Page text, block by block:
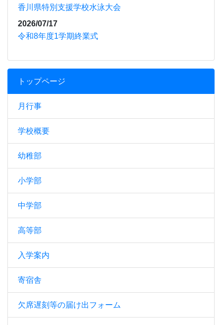
トップページ
月行事
学校概要
幼稚部
小学部
中学部
高等部
入学案内
寄宿舎
欠席遅刻等の届け出フォーム
香川県特別支援学校水泳大会
2026/07/17
令和8年度1学期終業式